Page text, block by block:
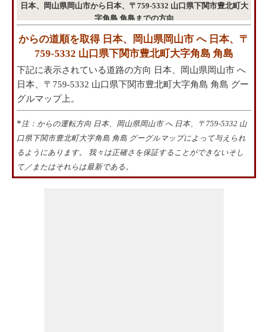
日本、岡山県岡山市から日本、〒759-5332 山口県下関市豊北町大
字角島 角島までの方向
からの道順を取得 日本、岡山県岡山市 へ 日本、〒
759-5332 山口県下関市豊北町大字角島 角島
下記に表示されている道路の方向 日本、岡山県岡山市 へ
日本、〒759-5332 山口県下関市豊北町大字角島 角島 グー
グルマップ上。
* 注：からの運転方向 日本、岡山県岡山市 へ 日本、〒759-5332 山
口県下関市豊北町大字角島 角島 グーグルマップによって与えられ
るようにあります。 我々は正確さを保証することができないそし
て／またはそれらは最新である。